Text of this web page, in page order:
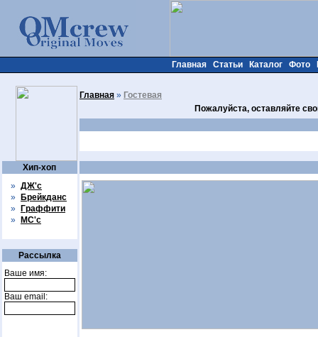
Хип-хоп
» ДЖ'с
»
Брейкданс
»
Граффити
»
МС'с
Рассылка
Ваше имя:
Ваш email:
Главная Статьи Каталог Фото
Главная » Гостевая
Пожалуйста, оставляйте